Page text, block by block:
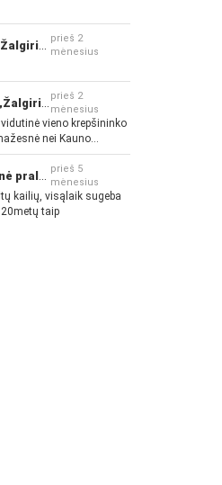
prieš 2
mėnesius
prieš 2
mėnesius
vieno krepšininko
nei Kauno
Nėra pinigų - nėra
prieš 5
mėnesius
kailių, visąlaik sugeba
taip